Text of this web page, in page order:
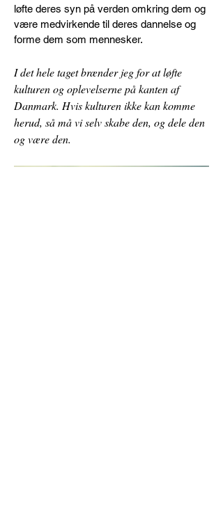
løfte deres syn på verden omkring dem og
være medvirkende til deres dannelse og
forme dem som mennesker.
I det hele taget brænder jeg for at løfte
kulturen og oplevelserne på kanten af
Danmark. Hvis kulturen ikke kan komme
herud, så må vi selv skabe den, og dele den
og være den.